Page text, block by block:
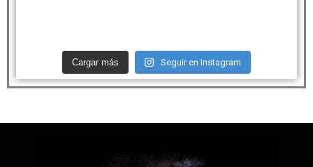
Cargar más Seguir en Instagram